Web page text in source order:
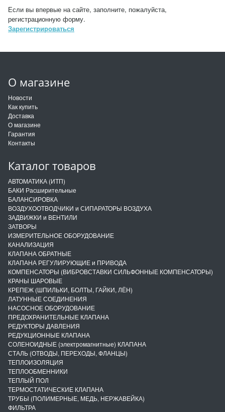
Если вы впервые на сайте, заполните, пожалуйста,
регистрационную форму.
Зарегистрироваться
О магазине
Новости
Как купить
Доставка
О магазине
Гарантия
Контакты
Каталог товаров
АВТОМАТИКА (ИТП)
БАКИ Расширительные
БАЛАНСИРОВКА
ВОЗДУХООТВОДЧИКИ и СИПАРАТОРЫ ВОЗДУХА
ЗАДВИЖКИ и ВЕНТИЛИ
ЗАТВОРЫ
ИЗМЕРИТЕЛЬНОЕ ОБОРУДОВАНИЕ
КАНАЛИЗАЦИЯ
КЛАПАНА ОБРАТНЫЕ
КЛАПАНА РЕГУЛИРУЮЩИЕ и ПРИВОДА
КОМПЕНСАТОРЫ (ВИБРОВСТАВКИ СИЛЬФОННЫЕ КОМПЕНСАТОРЫ)
КРАНЫ ШАРОВЫЕ
КРЕПЕЖ (ШПИЛЬКИ, БОЛТЫ, ГАЙКИ, ЛЁН)
ЛАТУННЫЕ СОЕДИНЕНИЯ
НАСОСНОЕ ОБОРУДОВАНИЕ
ПРЕДОХРАНИТЕЛЬНЫЕ КЛАПАНА
РЕДУКТОРЫ ДАВЛЕНИЯ
РЕДУКЦИОННЫЕ КЛАПАНА
СОЛЕНОИДНЫЕ (электромагнитные) КЛАПАНА
СТАЛЬ (ОТВОДЫ, ПЕРЕХОДЫ, ФЛАНЦЫ)
ТЕПЛОИЗОЛЯЦИЯ
ТЕПЛООБМЕННИКИ
ТЕПЛЫЙ ПОЛ
ТЕРМОСТАТИЧЕСКИЕ КЛАПАНА
ТРУБЫ (ПОЛИМЕРНЫЕ, МЕДЬ, НЕРЖАВЕЙКА)
ФИЛЬТРА